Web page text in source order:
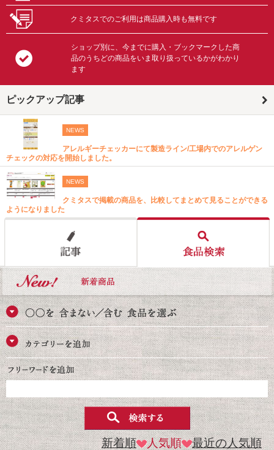
クミタスでのご利用は商品購入時も無料です
ショップ別に、今までに購入・ブックマークした商
品のうちどの商品をいま取り扱っているかがわかり
ます
ピックアップ記事
NEWS
アレルギーチェッカーにて製造ライン/工場内でのアレルゲン
チェックの対応を開始しました。
NEWS
クミタスで掲載の商品を、比較してまとめて見ることができる
ようになりました
新着順 人気順 最近の人気順